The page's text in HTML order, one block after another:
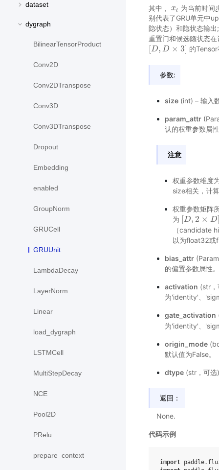
dataset
dygraph
BilinearTensorProduct
Conv2D
Conv2DTranspose
Conv3D
Conv3DTranspose
Dropout
Embedding
enabled
GroupNorm
GRUCell
GRUUnit
LambdaDecay
LayerNorm
Linear
load_dygraph
LSTMCell
MultiStepDecay
NCE
Pool2D
PRelu
prepare_context
其中， xt
xt 为当前时间
别代表了GRU单元中
隐状态）和隐状态输
重置门和候选隐状态
[D, D × 3]
D,D×3 ] 的
参数:
size(int) – 输入
param_attr
认的权重参数属
注意
权重参数维度
size相关，计
权重参数矩阵
为 [D, 2 × D
D,2 × D]
（candidate
以为float32或
bias_attr
的偏置参数属性
activation (str
为'identity'、
gate_activation
为'identity'、
origin_mode
默认值为False。
dtype(str，可选
返回：
None.
代码示例
import